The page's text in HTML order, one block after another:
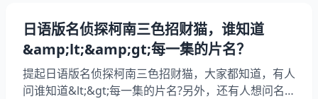
日语版名侦探柯南三色招财猫，谁知道
&amp;lt;&amp;gt;每一集的片名？
提起日语版名侦探柯南三色招财猫，大家都知道，有人
问谁知道&lt;&gt;每一集的片名?另外，还有人想问名